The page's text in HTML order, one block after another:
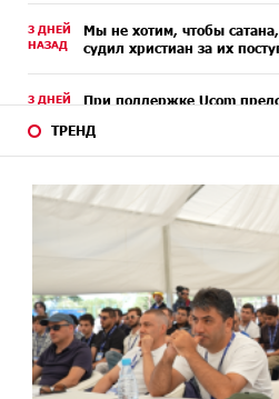
3 ДНЕЙ
НАЗАД
Мы не хотим, чтобы
судил христиан за их
3 ДНЕЙ
При поддержке Ucom
НАЗАД
катастрофы․ Аршак
Выполняя требования
4 ДНЕЙ
НАЗАД
Moody’s изменило
позитивный
5 ДНЕЙ
НАЗАД
IDBank представляет
ТРЕНД